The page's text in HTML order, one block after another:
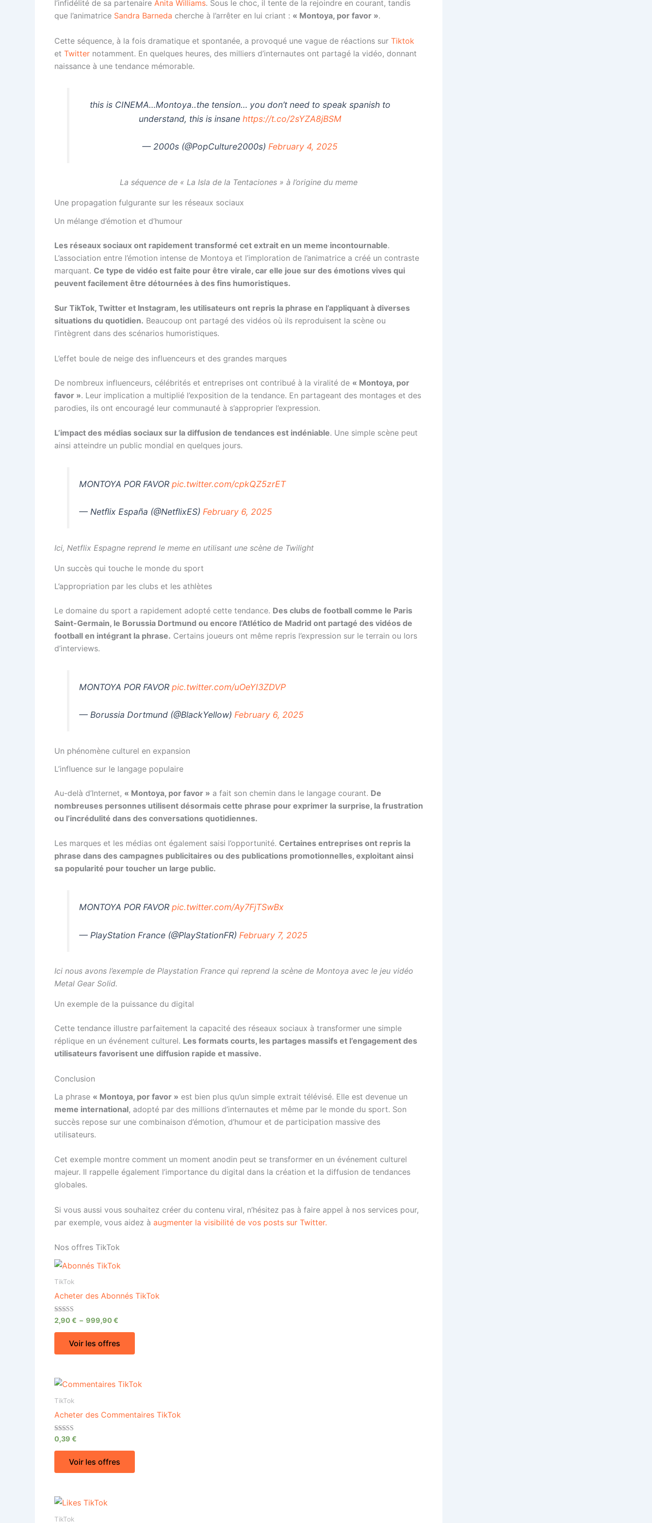
l’infidélité de sa partenaire Anita Williams. Sous le choc, il tente de la rejoindre en courant, tandis
que l’animatrice Sandra Barneda cherche à l’arrêter en lui criant : « Montoya, por favor ».
Cette séquence, à la fois dramatique et spontanée, a provoqué une vague de réactions sur Tiktok
et Twitter notamment. En quelques heures, des milliers d’internautes ont partagé la vidéo, donnant
naissance à une tendance mémorable.
this is CINEMA…Montoya..the tension… you don’t need to speak spanish to
understand, this is insane https://t.co/2sYZA8jBSM
— 2000s (@PopCulture2000s) February 4, 2025
La séquence de « La Isla de la Tentaciones » à l’origine du meme
Une propagation fulgurante sur les réseaux sociaux
Un mélange d’émotion et d’humour
Les réseaux sociaux ont rapidement transformé cet extrait en un meme incontournable.
L’association entre l’émotion intense de Montoya et l’imploration de l’animatrice a créé un contraste
marquant. Ce type de vidéo est faite pour être virale, car elle joue sur des émotions vives qui
peuvent facilement être détournées à des fins humoristiques.
Sur TikTok, Twitter et Instagram, les utilisateurs ont repris la phrase en l’appliquant à diverses
situations du quotidien. Beaucoup ont partagé des vidéos où ils reproduisent la scène ou
l’intègrent dans des scénarios humoristiques.
L’effet boule de neige des influenceurs et des grandes marques
De nombreux influenceurs, célébrités et entreprises ont contribué à la viralité de « Montoya, por
favor ». Leur implication a multiplié l’exposition de la tendance. En partageant des montages et des
parodies, ils ont encouragé leur communauté à s’approprier l’expression.
L’impact des médias sociaux sur la diffusion de tendances est indéniable. Une simple scène peut
ainsi atteindre un public mondial en quelques jours.
MONTOYA POR FAVORpic.twitter.com/cpkQZ5zrET
— Netflix España (@NetflixES)February 6, 2025
Ici, Netflix Espagne reprend le meme en utilisant une scène de Twilight
Un succès qui touche le monde du sport
L’appropriation par les clubs et les athlètes
Le domaine du sport a rapidement adopté cette tendance. Des clubs de football comme le Paris
Saint-Germain, le Borussia Dortmund ou encore l’Atlético de Madrid ont partagé des vidéos de
football en intégrant la phrase. Certains joueurs ont même repris l’expression sur le terrain ou lors
d’interviews.
MONTOYA POR FAVORpic.twitter.com/uOeYI3ZDVP
— Borussia Dortmund (@BlackYellow) February 6, 2025
Un phénomène culturel en expansion
L’influence sur le langage populaire
Au-delà d’Internet, « Montoya, por favor » a fait son chemin dans le langage courant. De
nombreuses personnes utilisent désormais cette phrase pour exprimer la surprise, la frustration
ou l’incrédulité dans des conversations quotidiennes.
Les marques et les médias ont également saisi l’opportunité. Certaines entreprises ont repris la
phrase dans des campagnes publicitaires ou des publications promotionnelles, exploitant ainsi
sa popularité pour toucher un large public.
MONTOYA POR FAVORpic.twitter.com/Ay7FjTSwBx
— PlayStation France (@PlayStationFR) February 7, 2025
Ici nous avons l’exemple de Playstation France qui reprend la scène de Montoya avec le jeu vidéo
Metal Gear Solid.
Un exemple de la puissance du digital
Cette tendance illustre parfaitement la capacité des réseaux sociaux à transformer une simple
réplique en un événement culturel. Les formats courts, les partages massifs et l’engagement des
utilisateurs favorisent une diffusion rapide et massive.
Conclusion
La phrase « Montoya, por favor » est bien plus qu’un simple extrait télévisé. Elle est devenue un
meme international, adopté par des millions d’internautes et même par le monde du sport. Son
succès repose sur une combinaison d’émotion, d’humour et de participation massive des
utilisateurs.
Cet exemple montre comment un moment anodin peut se transformer en un événement culturel
majeur. Il rappelle également l’importance du digital dans la création et la diffusion de tendances
globales.
Si vous aussi vous souhaitez créer du contenu viral, n’hésitez pas à faire appel à nos services pour,
par exemple, vous aidez à augmenter la visibilité de vos posts sur Twitter.
Nos offres TikTok
TikTok
Acheter des Abonnés TikTok
Note
4.63
sur 5
2,90 € – 999,90 €
Voir les offres
TikTok
Acheter des Commentaires TikTok
Note
4.59
sur 5
0,39 €
Voir les offres
TikTok